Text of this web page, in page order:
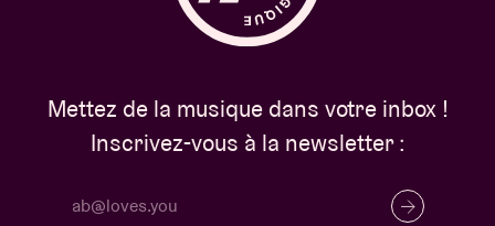
Mettez de la musique dans votre inbox !
Inscrivez-vous à la newsletter :